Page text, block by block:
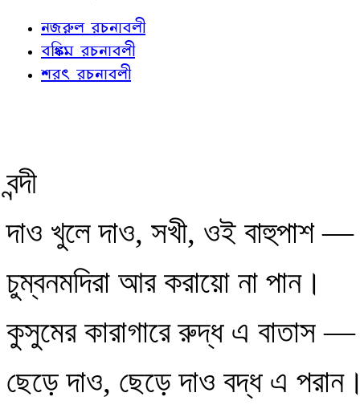
নজরুল রচনাবলী
বঙ্কিম রচনাবলী
শরৎ রচনাবলী
বন্দী
দাও খুলে দাও, সখী, ওই বাহুপাশ —
চুম্বনমদিরা আর করায়ো না পান।
কুসুমের কারাগারে রুদ্ধ এ বাতাস —
ছেড়ে দাও, ছেড়ে দাও বদ্ধ এ